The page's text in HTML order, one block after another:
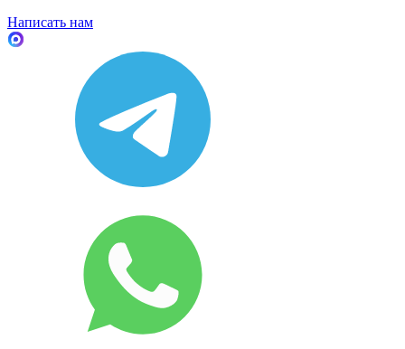
Написать нам